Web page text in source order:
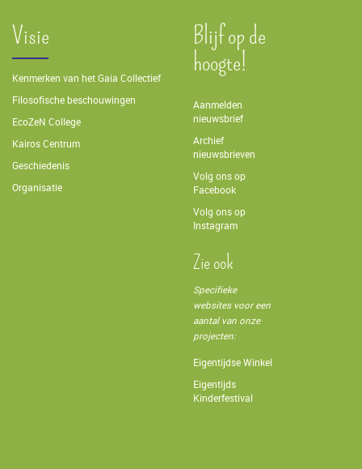
Visie
Kenmerken van het Gaia Collectief
Filosofische beschouwingen
EcoZeN College
Kairos Centrum
Geschiedenis
Organisatie
Blijf op de
hoogte!
Aanmelden
nieuwsbrief
Archief
nieuwsbrieven
Volg ons op
Facebook
Volg ons op
Instagram
Zie ook
Specifieke
websites voor een
aantal van onze
projecten:
Eigentijdse Winkel
Eigentijds
Kinderfestival